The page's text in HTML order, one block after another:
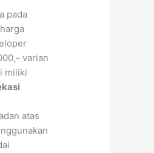
pada
varian
miliki
atas